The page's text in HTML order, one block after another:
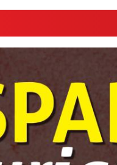
Selamat